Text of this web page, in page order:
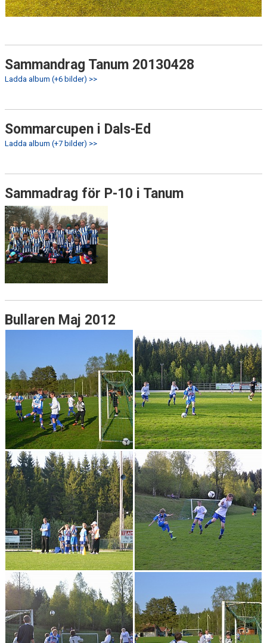
Sammandrag Tanum 20130428
Ladda album (+6 bilder) >>
Sommarcupen i Dals-Ed
Ladda album (+7 bilder) >>
Sammadrag för P-10 i Tanum
Bullaren Maj 2012